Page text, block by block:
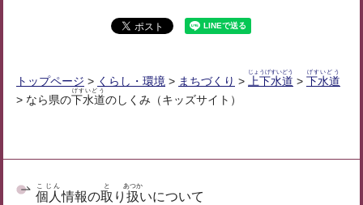
トップページ > くらし・環境 > まちづくり > 上下水道
じょうげすいどう
> 下水道
げすいどう
> なら県の下水道
げすいどう
のしくみ（キッズサイト）
個人
こじん
情報の取
と
り 扱
あつか
いについて